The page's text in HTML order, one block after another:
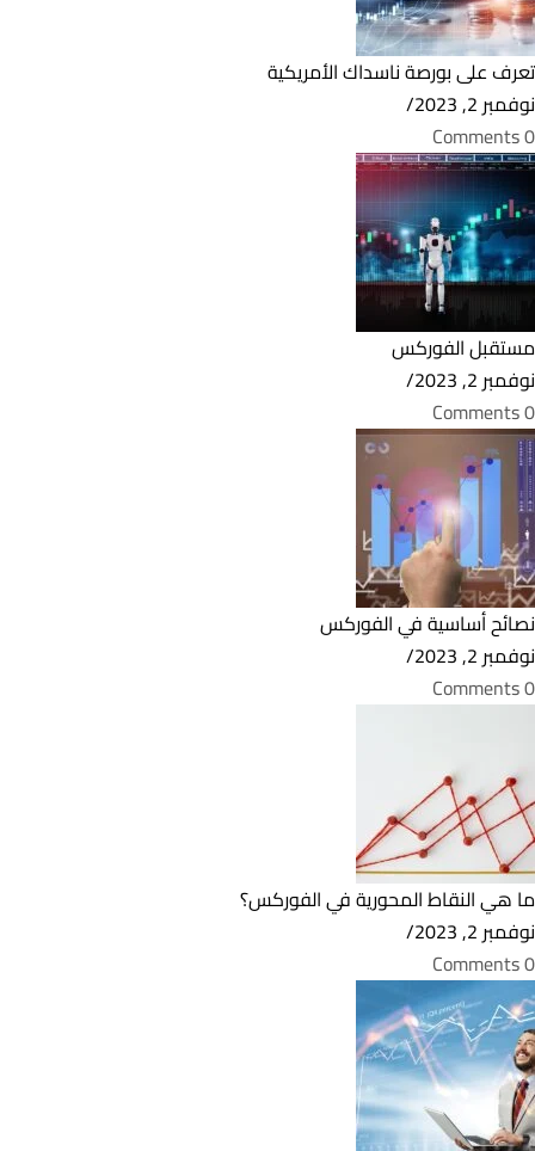
تعرف على بورصة ناسداك الأمريكية
نوفمبر 2, 2023
/
0 Comments
مستقبل الفوركس
نوفمبر 2, 2023
/
0 Comments
نصائح أساسية في الفوركس
نوفمبر 2, 2023
/
0 Comments
ما هي النقاط المحورية في الفوركس؟
نوفمبر 2, 2023
/
0 Comments